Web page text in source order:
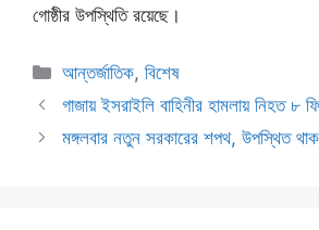
গোষ্ঠীর উপস্থিতি রয়েছে।
Categories
আন্তর্জাতিক,বিশেষ
গাজায় ইসরাইলি বাহিনীর হামলায় নিহত ৮
মঙ্গলবার নতুন সরকারের শপথ, উপস্থিত